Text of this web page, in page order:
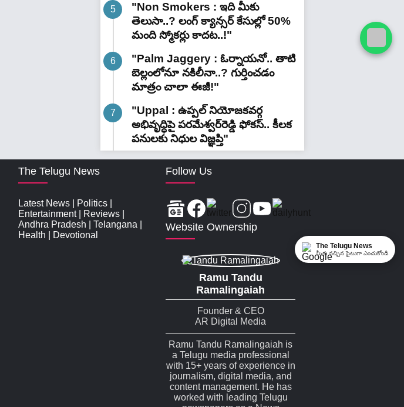
"Non Smokers : ఇది మీకు
తెలుసా..? లంగ్ క్యాన్సర్ కేసుల్లో 50%
మంది స్మోకర్లు కాదట..!"
"Palm Jaggery : ఓర్నాయనో.. తాటి
బెల్లంలోనూ నకిలీనా..? గుర్తించడం
మాత్రం చాలా ఈజీ!"
"Uppal : ఉప్పల్ నియోజకవర్గ
అభివృద్ధిపై పరమేశ్వర్‌రెడ్డి ఫోకస్.. కీలక
పనులకు నిధుల విజ్ఞప్తి"
The Telugu News
Latest News Politics
Entertainment| Reviews
Andhra Pradesh
Telangana
Health
Devotional
Follow Us
Website Ownership
Ramu Tandu
Ramalingaiah
Founder & CEO
AR Digital Media
Ramu Tandu Ramalingaiah is
a Telugu media professional
with 15+ years of experience in
journalism, digital media, and
content management. He has
worked with leading Telugu
The Telugu News
మీకు నచ్చిన సైటుగా ఎంచుకోండి